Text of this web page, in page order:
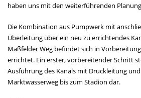
haben uns mit den weiterführenden
Die Kombination aus Pumpwerk mit
Überleitung über ein neu zu errichtendes
Maßfelder Weg befindet sich in
errichtet. Ein erster, vorbereitender Schritt
Ausführung des Kanals mit Druckleitung
Marktwasserweg bis zum Stadion dar.